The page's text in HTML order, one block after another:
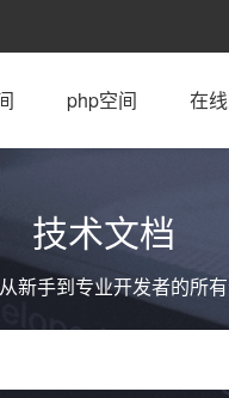
php空间 在
技术文档
新手到专业开发者的所